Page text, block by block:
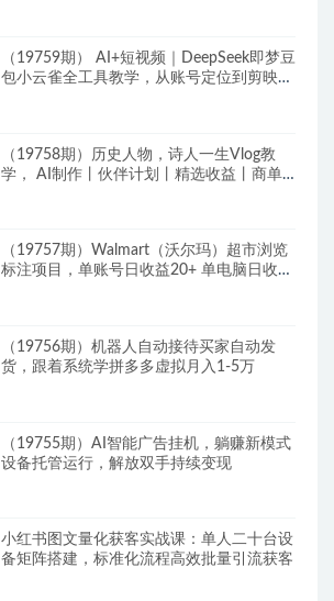
（19759期） AI+短视频｜DeepSeek即梦豆
包小云雀全工具教学，从账号定位到剪映剪
（19758期）历史人物，诗人一生Vlog教
学， AI制作丨伙伴计划丨精选收益丨商单
（19757期）Walmart（沃尔玛）超市浏览
标注项目，单账号日收益20+ 单电脑日收益
（19756期）机器人自动接待买家自动发
货，跟着系统学拼多多虚拟月入1-5万
（19755期）AI智能广告挂机，躺赚新模式
设备托管运行，解放双手持续变现
小红书图文量化获客实战课：单人二十台设
备矩阵搭建，标准化流程高效批量引流获客